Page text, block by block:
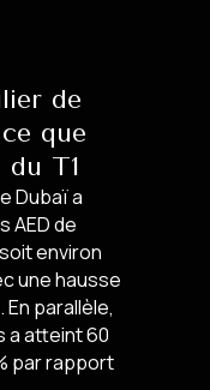
de
que
T1
Dubaï a
AED de
environ
une hausse
En parallèle,
a atteint 60
par rapport